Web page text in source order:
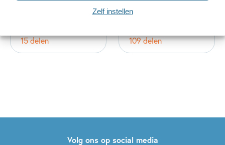
Zelf instellen
15 delen 109 delen
Volg ons op social media